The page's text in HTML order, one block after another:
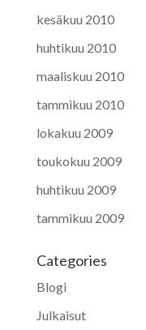
kesäkuu 2010
huhtikuu 2010
maaliskuu 2010
tammikuu 2010
lokakuu 2009
toukokuu 2009
huhtikuu 2009
tammikuu 2009
Categories
Blogi
Julkaisut